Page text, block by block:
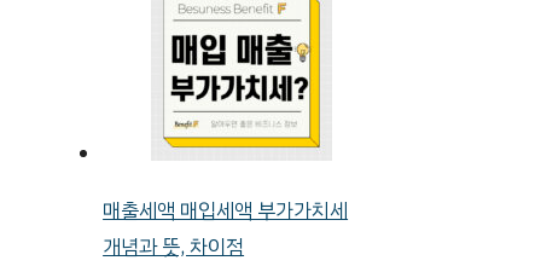
매출세액 매입세액 부가가치세
개념과 뜻, 차이점